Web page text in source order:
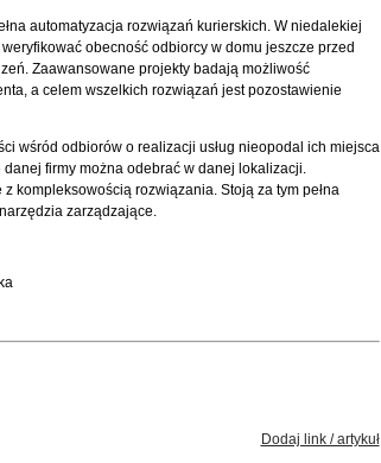
automatyzacja rozwiązań kurierskich. W niedalekiej
obecność odbiorcy w domu jeszcze przed
Zaawansowane projekty badają możliwość
a celem wszelkich rozwiązań jest pozostawienie
wśród odbiorów o realizacji usług nieopodal ich miejsca
firmy można odebrać w danej lokalizacji.
kompleksowością rozwiązania. Stoją za tym pełna
zarządzające.
Dodaj link / artykuł